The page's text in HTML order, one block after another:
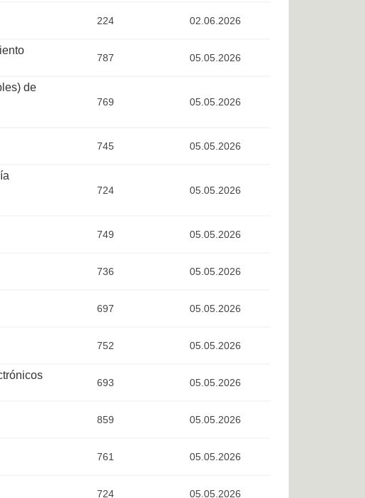
224 02.06.2026
787 05.05.2026
de
769 05.05.2026
745 05.05.2026
724 05.05.2026
749 05.05.2026
736 05.05.2026
697 05.05.2026
752 05.05.2026
693 05.05.2026
859 05.05.2026
761 05.05.2026
724 05.05.2026